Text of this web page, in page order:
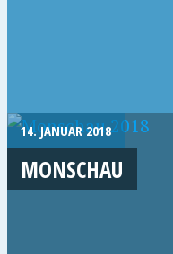
14. JANUAR 2018
MONSCHAU